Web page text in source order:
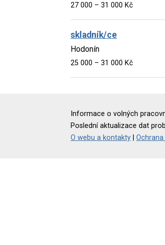
27 000 – 31 000 Kč
skladník/ce
Hodonín
25 000 – 31 000 Kč
Informace o volných
Poslední aktualizace dat
O webu a kontakty